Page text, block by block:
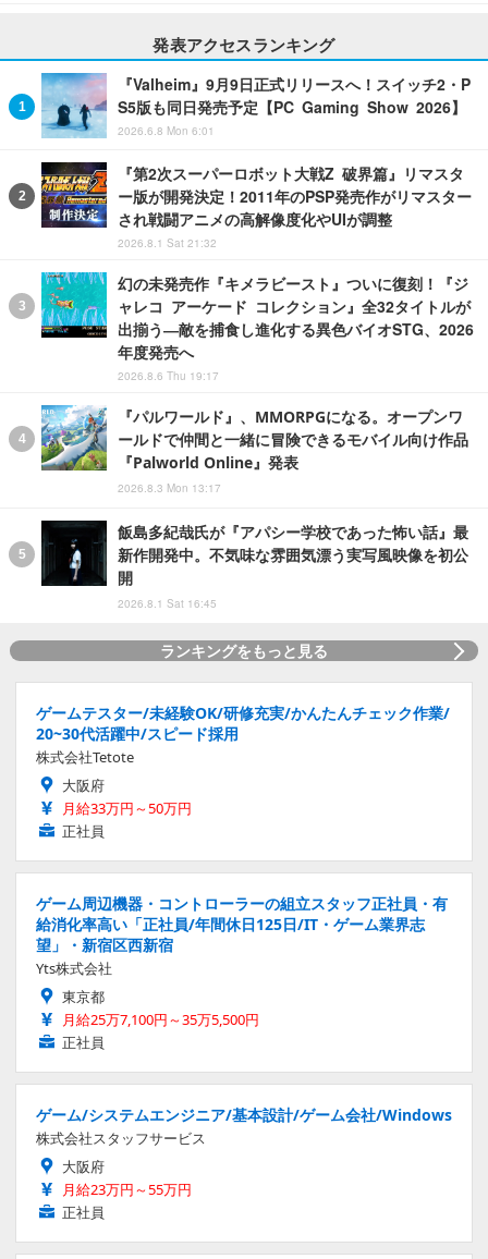
発表アクセスランキング
『Valheim』9月9日正式リリースへ！スイッチ2・P
S5版も同日発売予定【PC Gaming Show 2026】
2026.6.8 Mon 6:01
『第2次スーパーロボット大戦Z 破界篇』リマスタ
ー版が開発決定！2011年のPSP発売作がリマスター
され戦闘アニメの高解像度化やUIが調整
2026.8.1 Sat 21:32
幻の未発売作『キメラビースト』ついに復刻！『ジ
ャレコ アーケード コレクション』全32タイトルが
出揃う―敵を捕食し進化する異色バイオSTG、2026
年度発売へ
2026.8.6 Thu 19:17
『パルワールド』、MMORPGになる。オープンワ
ールドで仲間と一緒に冒険できるモバイル向け作品
『Palworld Online』発表
2026.8.3 Mon 13:17
飯島多紀哉氏が『アパシー学校であった怖い話』最
新作開発中。不気味な雰囲気漂う実写風映像を初公
開
2026.8.1 Sat 16:45
ランキングをもっと見る
ゲームテスター/未経験OK/研修充実/かんたんチェック作業/
20~30代活躍中/スピード採用
株式会社Tetote
大阪府
月給33万円～50万円
正社員
ゲーム周辺機器・コントローラーの組立スタッフ正社員・有
給消化率高い「正社員/年間休日125日/IT・ゲーム業界志
望」・新宿区西新宿
Yts株式会社
東京都
月給25万7,100円～35万5,500円
正社員
ゲーム/システムエンジニア/基本設計/ゲーム会社/Windows
株式会社スタッフサービス
大阪府
月給23万円～55万円
正社員